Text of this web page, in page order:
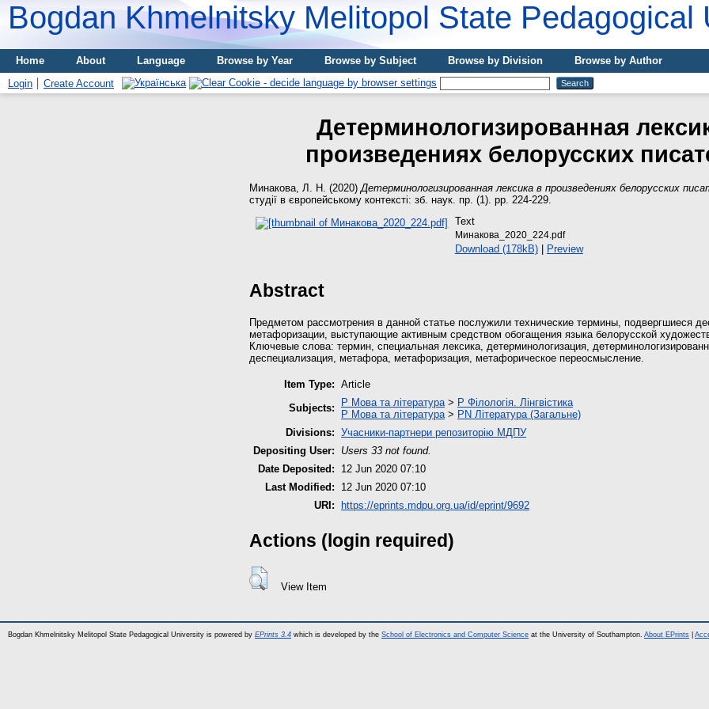
Bogdan Khmelnitsky Melitopol State Pedagogical
Home About Language Browse by Year Browse by Subject Browse by Division
Browse by Author
Login
Create Account
Детерминологизированная
произведениях белорусских
Минакова, Л. Н. (2020) Детерминологизированная лексика в произведениях белорусских
студії в європейському контексті: зб. наук. пр. (1). pp. 224-229.
Text
Минакова_2020_224.pdf
Download (178kB)| Preview
Abstract
Предметом рассмотрения в данной статье послужили технические термины, подвергшиеся
метафоризации, выступающие активным средством обогащения языка белорусской
Ключевые слова: термин, специальная лексика, детерминологизация,
деспециализация, метафора, метафоризация, метафорическое переосмысление.
Item Type: Article
Subjects:
P Мова та література> P Філологія. Лінгвістика
P Мова та література> PN Література (Загальне)
Divisions: Учасники-партнери репозиторію МДПУ
Depositing User:
Users 33 not found.
Date Deposited:
12 Jun 2020 07:10
Last Modified:
12 Jun 2020 07:10
URI:
https://eprints.mdpu.org.ua/id/eprint/9692
Actions (login required)
View Item
Bogdan Khmelnitsky Melitopol State Pedagogical University is powered by EPrints 3.4 which is developed by the School of Electronics and Computer Science at the University of Southampton. About EPrints